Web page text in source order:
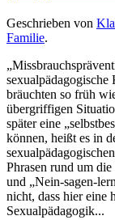
Geschrieben von
Familie.
bräuchten so früh
übergriffigen
später eine
können, heißt es in
Phrasen rund um
und „Nein-sagen-
nicht, dass hier eine
Sexualpädagogik...